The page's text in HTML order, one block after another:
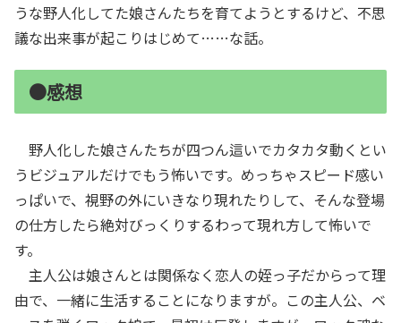
うな野人化してた娘さんたちを育てようとするけど、不思
議な出来事が起こりはじめて……な話。
●感想
野人化した娘さんたちが四つん這いでカタカタ動くとい
うビジュアルだけでもう怖いです。めっちゃスピード感い
っぱいで、視野の外にいきなり現れたりして、そんな登場
の仕方したら絶対びっくりするわって現れ方して怖いで
す。
主人公は娘さんとは関係なく恋人の姪っ子だからって理
由で、一緒に生活することになりますが。この主人公、ベ